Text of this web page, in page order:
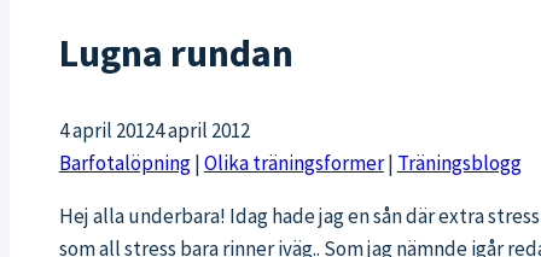
Lugna rundan
4 april 20124 april 2012
Barfotalöpning|Olika träningsformer| Träningsblogg
Hej alla underbara! Idag hade jag en sån där extra
som all stress bara rinner iväg.. Som jag nämnde igår